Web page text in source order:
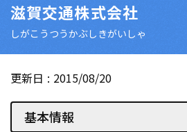
滋賀交通株式会社
しがこうつうかぶしきがいしゃ
更新日 2015/08/20
基本情報